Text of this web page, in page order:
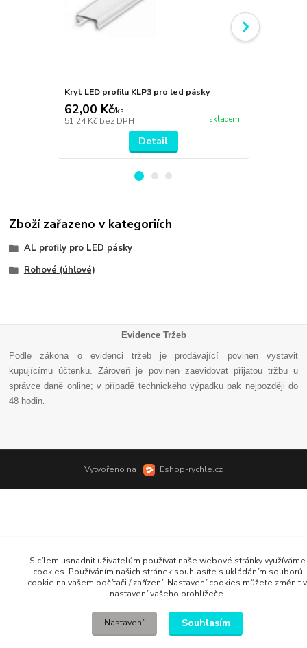
Kryt LED profilu KLP3 pro led pásky
62,00 Kč/ks
51,24 Kč bez DPH skladem
Detail
Zboží zařazeno v kategoriích
AL profily pro LED pásky
Rohové (úhlové)
Evidence Tržeb
Podle zákona o evidenci tržeb je prodávající povinen vystavit
kupujícímu účtenku. Zároveň je povinen zaevidovat přijatou tržbu u
správce daně online; v případě technického výpadku pak nejpozději do
48 hodin
Vytvořeno na Eshop-rychle.cz
S cílem usnadnit uživatelům používat naše webové stránky využíváme
cookies. Používáním našich stránek souhlasíte s ukládáním souborů
cookie na vašem počítači / zařízení. Nastavení cookies můžete změnit v
nastavení vašeho prohlížeče.
Nastavení Souhlasím